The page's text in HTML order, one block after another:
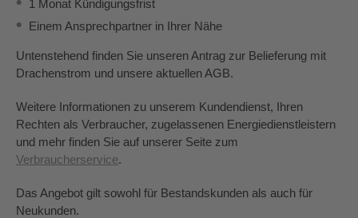
1 Monat Kündigungsfrist
Einem Ansprechpartner in Ihrer Nähe
Untenstehend finden Sie unseren Antrag zur Belieferung mit
Drachenstrom und unsere aktuellen AGB.
Weitere Informationen zu unserem Kundendienst, Ihren
Rechten als Verbraucher, zugelassenen Energiedienstleistern
und mehr finden Sie auf unserer Seite zum
Verbraucherservice.
Das Angebot gilt sowohl für Bestandskunden als auch für
Neukunden.